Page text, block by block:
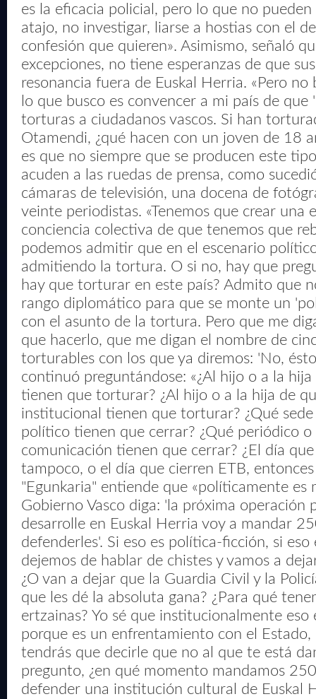
es la eficacia policial, pero lo que no
atajo, no investigar, liarse a hostias con el
confesión que quieren». Asimismo, señaló
excepciones, no tiene esperanzas de que
resonancia fuera de Euskal Herria. «Pero no
lo que busco es convencer a mi país de que
torturas a ciudadanos vascos. Si han
Otamendi, ¿qué hacen con un joven de 18
es que no siempre que se producen este
acuden a las ruedas de prensa, como
cámaras de televisión, una docena de
veinte periodistas. «Tenemos que crear una
conciencia colectiva de que tenemos que
podemos admitir que en el escenario
admitiendo la tortura. O si no, hay que
hay que torturar en este país? Admito que
rango diplomático para que se monte un
con el asunto de la tortura. Pero que me
que hacerlo, que me digan el nombre de
torturables con los que ya diremos: 'No,
continuó preguntándose: «¿Al hijo o a la
tienen que torturar? ¿Al hijo o a la hija de
institucional tienen que torturar? ¿Qué
político tienen que cerrar? ¿Qué periódico
comunicación tienen que cerrar? ¿El día
tampoco, o el día que cierren ETB,
"Egunkaria" entiende que «políticamente es
Gobierno Vasco diga: 'la próxima operación
desarrolle en Euskal Herria voy a mandar
defenderles'. Si eso es política-ficción, si eso
dejemos de hablar de chistes y vamos a
¿O van a dejar que la Guardia Civil y la
que les dé la absoluta gana? ¿Para qué
ertzainas? Yo sé que institucionalmente eso
porque es un enfrentamiento con el Estado,
tendrás que decirle que no al que te está
pregunto, ¿en qué momento mandamos
defender una institución cultural de Euskal